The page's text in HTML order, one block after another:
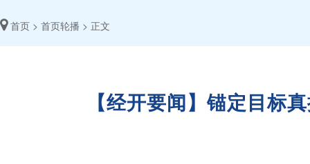
首页 > 首页轮播 > 正文
【经开要闻】锚定目标